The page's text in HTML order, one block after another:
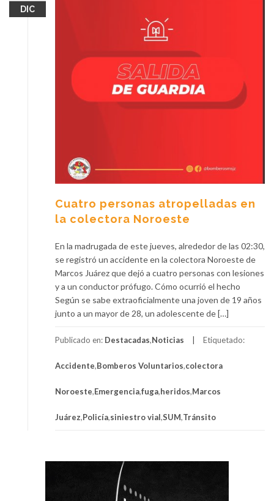
DIC
Cuatro personas atropelladas en
la colectora Noroeste
En la madrugada de este jueves, alrededor de las 02:30,
se registró un accidente en la colectora Noroeste de
Marcos Juárez que dejó a cuatro personas con lesiones
y a un conductor prófugo. Cómo ocurrió el hecho
Según se sabe extraoficialmente una joven de 19 años
junto a un mayor de 28, un adolescente de […]
Publicado en: Destacadas,Noticias Etiquetado:
Accidente,Bomberos Voluntarios,colectora
Noroeste,Emergencia,fuga,heridos,Marcos
Juárez,Policía,siniestro vial,SUM,Tránsito